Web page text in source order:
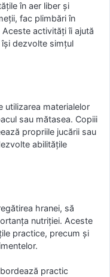
în aer liber și
fac plimbări în
activități îi ajută
dezvolte simțul
utilizarea materialelor
sau mătasea. Copiii
propriile jucării sau
abilitățile
hranei, să
nutriției. Aceste
practice, precum și
practic